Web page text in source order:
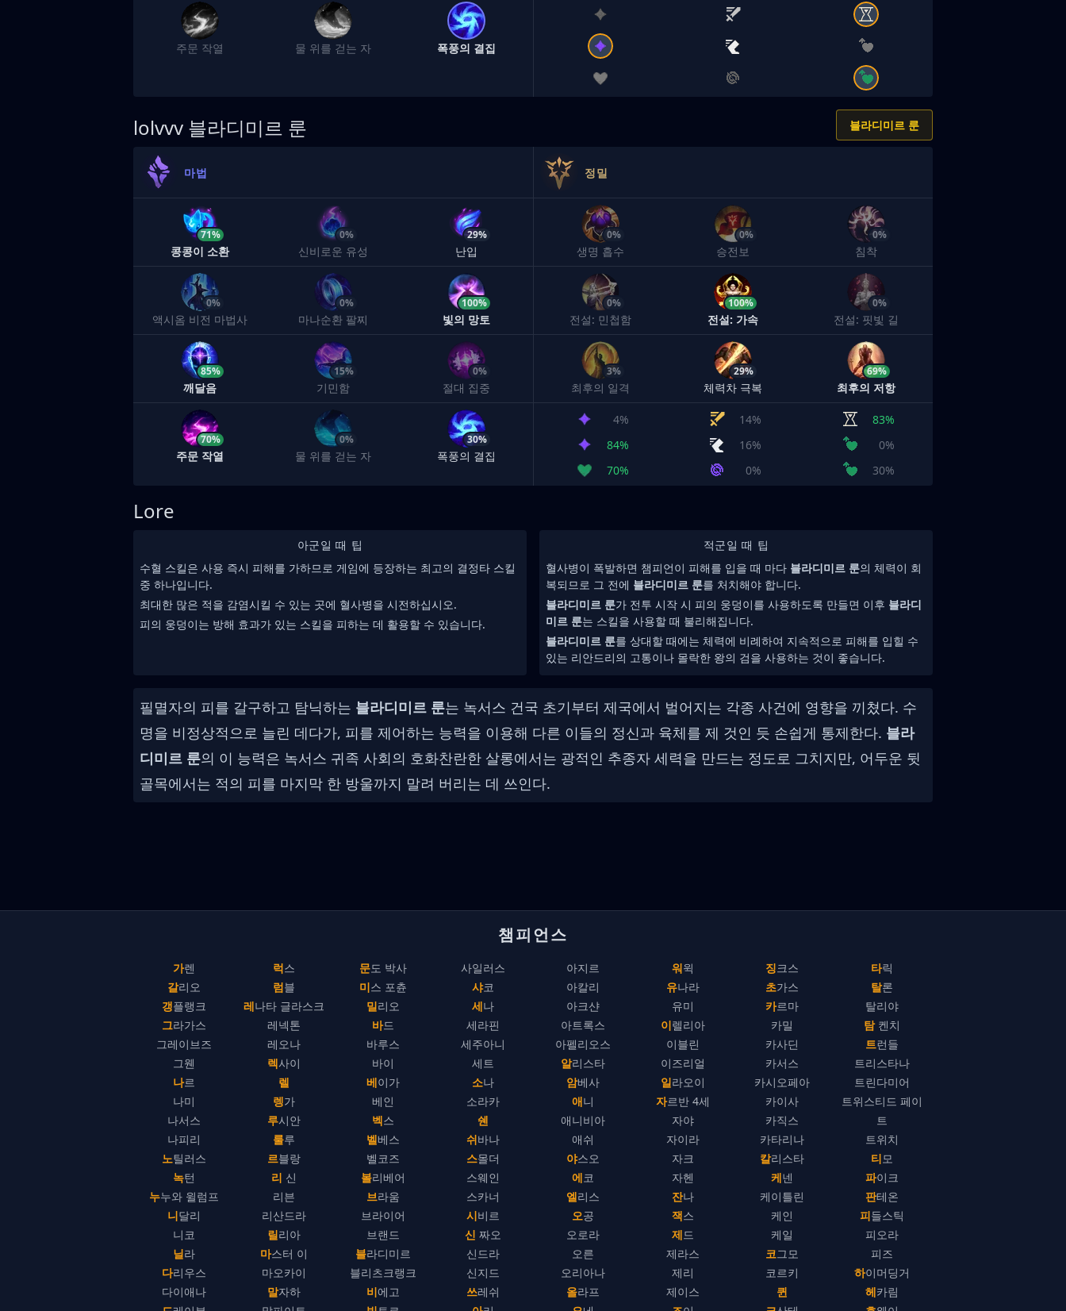
주문 작열 물 위를 걷는 자 폭풍의 결집
lolvvv 블라디미르 룬 블라디미르 룬
마법
71%
콩콩이 소환
0%
신비로운 유성
29%
난입
0%
액시옴 비전 마법사
0%
마나순환 팔찌
100%
빛의 망토
85%
깨달음
15%
기민함
0%
절대 집중
70%
주문 작열
0%
물 위를 걷는 자
30%
폭풍의 결집
정밀
0%
생명 흡수
0%
승전보
0%
침착
0%
전설: 민첩함
100%
전설: 가속
0%
전설: 핏빛 길
3%
최후의 일격
29%
체력차 극복
69%
최후의 저항
4% 14%
83%
84%
16%
0%
70%
0% 30%
Lore
아군일 때 팁
수혈 스킬은 사용 즉시 피해를 가하므로 게임에 등장하는 최고의 결정타 스킬
중 하나입니다.
최대한 많은 적을 감염시킬 수 있는 곳에 혈사병을 시전하십시오.
피의 웅덩이는 방해 효과가 있는 스킬을 피하는 데 활용할 수 있습니다.
적군일 때 팁
혈사병이 폭발하면 챔피언이 피해를 입을 때 마다 블라디미르 룬의 체력이 회
복되므로 그 전에 블라디미르 룬를 처치해야 합니다.
블라디미르 룬가 전투 시작 시 피의 웅덩이를 사용하도록 만들면 이후 블라디
미르 룬는 스킬을 사용할 때 불리해집니다.
블라디미르 룬를 상대할 때에는 체력에 비례하여 지속적으로 피해를 입힐 수
있는 리안드리의 고통이나 몰락한 왕의 검을 사용하는 것이 좋습니다.
필멸자의 피를 갈구하고 탐닉하는 블라디미르 룬는 녹서스 건국 초기부터 제국에서 벌어지는 각종 사건에 영향을 끼쳤다. 수
명을 비정상적으로 늘린 데다가, 피를 제어하는 능력을 이용해 다른 이들의 정신과 육체를 제 것인 듯 손쉽게 통제한다. 블라
디미르 룬의 이 능력은 녹서스 귀족 사회의 호화찬란한 살롱에서는 광적인 추종자 세력을 만드는 정도로 그치지만, 어두운 뒷
골목에서는 적의 피를 마지막 한 방울까지 말려 버리는 데 쓰인다.
챔피언스
가렌
갈리오
갱플랭크
그라가스
그레이브즈
그웬
나르
나미
나서스
나피리
노틸러스
녹턴
누누와 윌럼프
니달리
니코
닐라
다리우스
다이애나
럭스
럼블
레나타 글라스크
레넥톤
레오나
렉사이
렐
렝가
루시안
룰루
르블랑
리 신
리븐
리산드라
릴리아
마스터 이
마오카이
말자하
문도 박사
미스 포츈
밀리오
바드
바루스
바이
베이가
베인
벡스
벨베스
벨코즈
볼리베어
브라움
브라이어
브랜드
블라디미르
블리츠크랭크
비에고
사일러스
샤코
세나
세라핀
세주아니
세트
소나
소라카
쉔
쉬바나
스몰더
스웨인
스카너
시비르
신 짜오
신드라
신지드
쓰레쉬
아지르
아칼리
아크샨
아트록스
아펠리오스
알리스타
암베사
애니
애니비아
애쉬
야스오
에코
엘리스
오공
오로라
오른
오리아나
올라프
워윅
유나라
유미
이렐리아
이블린
이즈리얼
일라오이
자르반 4세
자야
자이라
자크
자헨
잔나
잭스
제드
제라스
제리
제이스
징크스
초가스
카르마
카밀
카사딘
카서스
카시오페아
카이사
카직스
카타리나
칼리스타
케넨
케이틀린
케인
케일
코그모
코르키
퀸
타릭
탈론
탈리야
탐 켄치
트런들
트리스타나
트린다미어
트위스티드 페이
트
트위치
티모
파이크
판테온
피들스틱
피오라
피즈
하이머딩거
헤카림